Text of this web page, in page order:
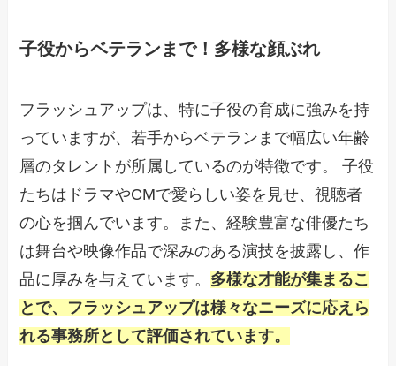
子役からベテランまで！多様な顔ぶれ
フラッシュアップは、特に子役の育成に強みを持
っていますが、若手からベテランまで幅広い年齢
層のタレントが所属しているのが特徴です。 子役
たちはドラマやCMで愛らしい姿を見せ、視聴者
の心を掴んでいます。また、経験豊富な俳優たち
は舞台や映像作品で深みのある演技を披露し、作
品に厚みを与えています。 多様な才能が集まるこ
とで、フラッシュアップは様々なニーズに応えら
れる事務所として評価されています。